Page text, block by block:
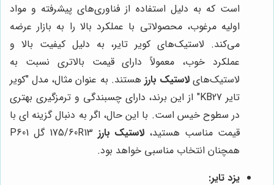
است که به دلیل استفاده از فناوری‌های پیشرفته و مواد
اولیه مرغوب، محصولاتی با عملکرد بالا را به بازار عرضه
می‌کند. لاستیک‌های کویر تایر، به دلیل کیفیت بالا و
عملکرد خوب، معمولاً دارای قیمت بالاتری نسبت به
لاستیک‌هایلاستیک بارز هستند. به عنوان مثال، مدل "کویر
تایر KB27" از این برند، دارای چسبندگی و ترمزگیری بهتری
در سطوح خیس است. با این حال، اگر به دنبال گزینه ای با
قیمت مناسب هستید، لاستیک بارز
175/60R13 گل P601
همچنان انتخاب مناسبی خواهد بود.
یزد تایر: